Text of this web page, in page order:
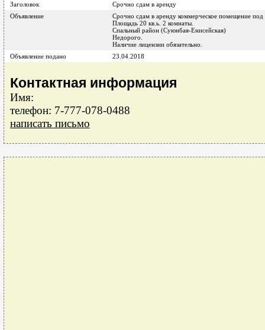
Заголовок
Срочно сдам в аренду
Объявление
Срочно сдам в аренду коммерческое помещение
Площадь 20 кв.ь. 2 комнаты.
Спальный район (Суюнбая-Енисейская)
Недорого.
Наличие лицензии обязательно.
Объявление подано
23.04.2018
Контактная информация
Имя:
телефон: 7-777-078-0488
написать письмо